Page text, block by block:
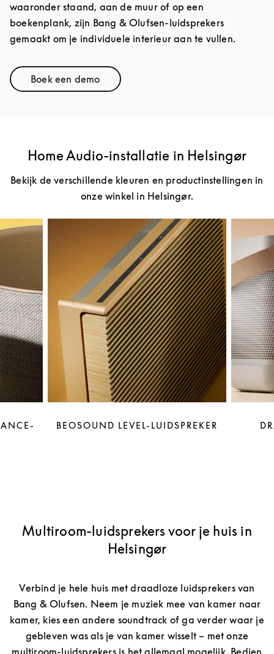
waaronder staand, aan de muur of op een
boekenplank, zijn Bang & Olufsen-luidsprekers
gemaakt om je individuele interieur aan te vullen.
Boek een demoLink Opens in New Tab
Home Audio-installatie in Helsingør
Bekijk de verschillende kleuren en productinstellingen in
onze winkel in Helsingør.
BEOSOUND LEVEL-LUIDSPREKER
Multiroom-luidsprekers voor je huis in
Helsingør
Verbind je hele huis met draadloze luidsprekers van
Bang & Olufsen. Neem je muziek mee van kamer naar
kamer, kies een andere soundtrack of ga verder waar je
gebleven was als je van kamer wisselt – met onze
multiroom-luidsprekers is het allemaal mogelijk. Bedien